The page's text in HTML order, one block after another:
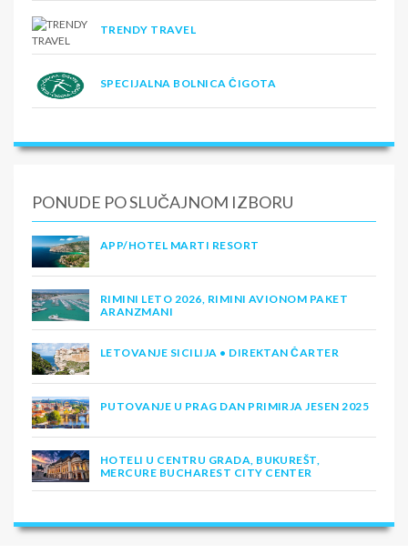
TRENDY TRAVEL
SPECIJALNA BOLNICA ČIGOTA
PONUDE PO SLUČAJNOM IZBORU
APP/HOTEL MARTI RESORT
RIMINI LETO 2026, RIMINI AVIONOM PAKET
ARANZMANI
LETOVANJE SICILIJA • DIREKTAN ČARTER
PUTOVANJE U PRAG DAN PRIMIRJA JESEN 2025
HOTELI U CENTRU GRADA, BUKUREŠT,
MERCURE BUCHAREST CITY CENTER